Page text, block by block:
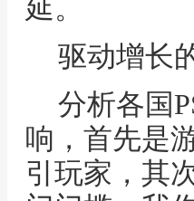
延。
驱动增长
分析各国
响，首先是
引玩家，其